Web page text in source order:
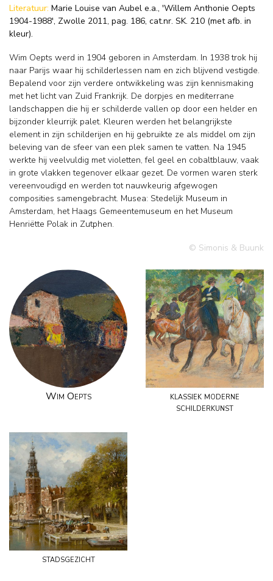
Literatuur: Marie Louise van Aubel e.a., 'Willem Anthonie Oepts
1904-1988', Zwolle 2011, pag. 186, cat.nr. SK. 210 (met afb. in
kleur).
Wim Oepts werd in 1904 geboren in Amsterdam. In 1938 trok hij
naar Parijs waar hij schilderlessen nam en zich blijvend vestigde.
Bepalend voor zijn verdere ontwikkeling was zijn kennismaking
met het licht van Zuid Frankrijk. De dorpjes en mediterrane
landschappen die hij er schilderde vallen op door een helder en
bijzonder kleurrijk palet. Kleuren werden het belangrijkste
element in zijn schilderijen en hij gebruikte ze als middel om zijn
beleving van de sfeer van een plek samen te vatten. Na 1945
werkte hij veelvuldig met violetten, fel geel en cobaltblauw, vaak
in grote vlakken tegenover elkaar gezet. De vormen waren sterk
vereenvoudigd en werden tot nauwkeurig afgewogen
composities samengebracht. Musea: Stedelijk Museum in
Amsterdam, het Haags Gemeentemuseum en het Museum
Henriëtte Polak in Zutphen.
© Simonis & Buunk
Wim Oepts
klassiek moderne
schilderkunst
stadsgezicht